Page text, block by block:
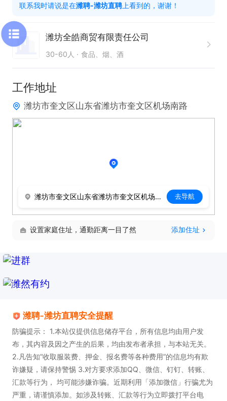
联系我时请说是在潍聘-潍坊直聘 上看到的，谢谢！
潍坊全皓商贸有限责任公司
30-60人 食品、烟、酒
工作地址
潍坊市奎文区山东省潍坊市奎文区机场南路
潍坊市奎文区山东省潍坊市奎文区机场南路 去导航
设置家庭住址，通勤距离一目了然 添加住址
潍聘-潍坊直聘安全提醒
防骗提示： 1.本站仅提供信息储存平台，所有信息均由用户发
布，其内容及因之产生的后果，均由发布者承担，与本站无关。
2.凡告知”收取服装费、押金、报名费等各种费用”的信息均有欺
诈嫌疑，请保持警惕 3.对方要求添加QQ、微信、钉钉、转账、
汇款等行为， 均可能涉嫌诈骗。近期利用「添加微信」行骗尤为
严重，请谨慎添加。如涉及转账、汇款等行为立即拨打平台电